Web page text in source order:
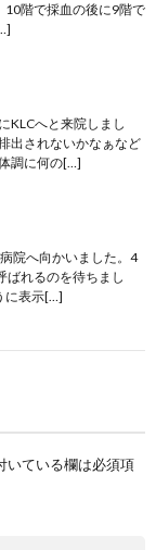
10階で採血の後に9階で
KLCへと来院しまし
出されないかなぁなど
調に何の[…]
院へ向かいました。4
ばれるのを待ちまし
に表示[…]
いている欄は必須項